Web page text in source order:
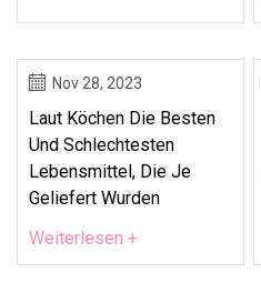
Nov 28, 2023
Laut Köchen Die Besten
Und Schlechtesten
Lebensmittel, Die Je
Geliefert Wurden
Weiterlesen +